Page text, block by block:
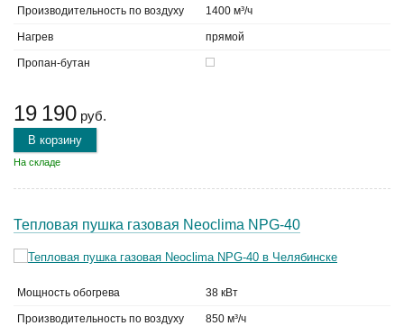
Производительность по воздуху 1400 м³/ч
Нагрев прямой
Пропан-бутан
19 190 руб.
В корзину
На складе
Тепловая пушка газовая Neoclima NPG-40
Мощность обогрева 38 кВт
Производительность по воздуху 850 м³/ч